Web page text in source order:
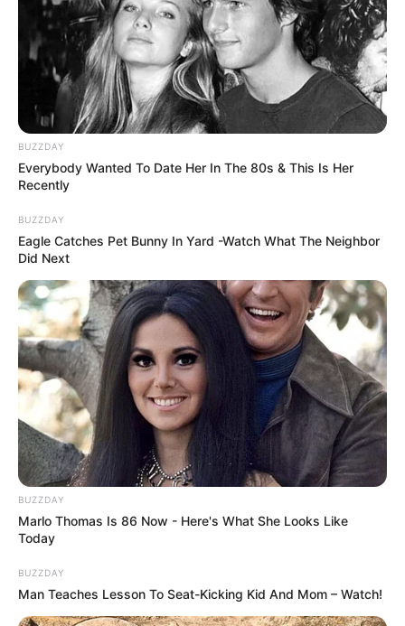
BUZZDAY
Everybody Wanted To Date Her In The 80s & This Is Her
Recently
BUZZDAY
Eagle Catches Pet Bunny In Yard -Watch What The Neighbor
Did Next
BUZZDAY
Marlo Thomas Is 86 Now - Here's What She Looks Like
Today
BUZZDAY
Man Teaches Lesson To Seat-Kicking Kid And Mom – Watch!